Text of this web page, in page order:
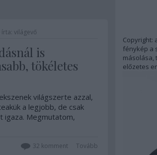
írta: világevő
is
tökéletes
világszerte azzal,
a legjobb, de csak
igaza. Megmutatom,
Tovább
32 komment
Copyright:
fénykép a
másolása,
előzetes